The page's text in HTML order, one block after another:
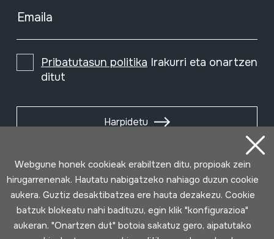
Emaila
Pribatutasun politika Irakurri eta onartzen
ditut
Harpidetu
Webgune honek cookieak erabiltzen ditu, propioak zein
hirugarrenenak. Hautatu nabigatzeko nahiago duzun cookie
aukera. Guztiz desaktibatzea ere hauta dezakezu. Cookie
batzuk blokeatu nahi badituzu, egin klik "konfigurazioa"
aukeran. "Onartzen dut" botoia sakatuz gero, aipatutako